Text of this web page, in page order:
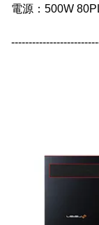
電源：500W